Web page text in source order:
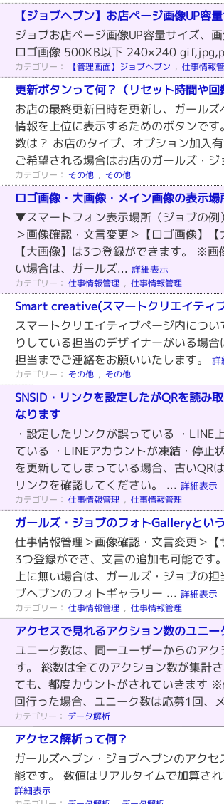
【ジョブヘブン】お店ページ画像UP容
ジョブお店ページ画像UP容量サイズ、
ロゴ画像 500KB以下 240×240
カテゴリー： 【管理画面】ジョブヘブン ,仕事情報
更新ボタンって何？（リセット時間や回
お店の最終更新日時を更新し、ガール
情報を上位に表示するためのボタンで
数は？ お店のタイプ、オプション加入
ご希望される場合はお店のガールズ・
カテゴリー： その他 , その他
ロゴ画像・大画像・メイン画像の表示場
▼スマートフォン表示場所（ジョブの
＞画像確認・文言変更＞【ロゴ画像】
【大画像】は3つ登録ができます。 ※
い場合は、ガールズ...詳細表示
カテゴリー： 仕事情報管理, 仕事情報管理
Smart creative(スマートクリエイティ
スマートクリエイティブページ内につ
りしている担当のデザイナーがいる場
担当までご連絡をお願いいたします。 詳
カテゴリー： その他, その他
SNSID・リンクを設定したがQRを読み
なります
・設定したリンクが誤っている ・LINE
ている ・LINEアカウントが凍結・停止
を更新してしまっている場合、古いQR
リンクを確認してください。 ... 詳細表示
カテゴリー： 仕事情報管理, 仕事情報管理
ガールズ・ジョブのフォトGalleryとい
仕事情報管理＞画像確認・文言変更＞
3つ登録ができ、文言の追加も可能で
上に無い場合は、ガールズ・ジョブの
ブヘブンのフォトギャラリー ... 詳細表示
カテゴリー： 仕事情報管理, 仕事情報管理
アクセスで見れるアクション数のユニー
ユニーク数は、同一ユーザーからのア
す。 総数は全てのアクション数が集計
ても、都度カウントがされていきます
回行った場合、ユニーク数は応募1回、
カテゴリー： データ解析
アクセス解析って何？
ガールズヘブン・ジョブヘブンのアク
能です。 数値はリアルタイムで加算さ
詳細表示